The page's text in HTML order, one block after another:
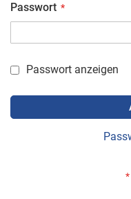
Passwort
Passwort anzeigen